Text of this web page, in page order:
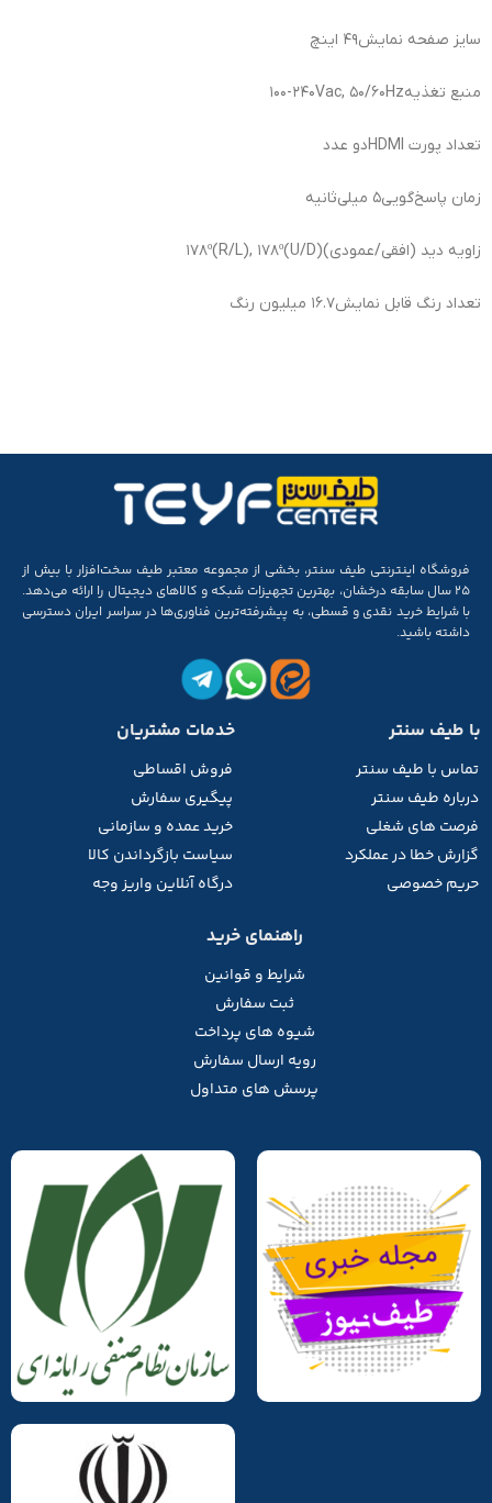
سایز صفحه نمایش۴۹ اینچ
منبع تغذیه۱۰۰-۲۴۰Vac, ۵۰/۶۰Hz
تعداد پورت HDMI دو عدد
زمان پاسخ‌گویی۵ میلی‌ثانیه
زاویه دید (افقی/عمودی)۱۷۸º(R/L), ۱۷۸º(U/D)
تعداد رنگ قابل نمایش۱۶.۷ میلیون رنگ
فروشگاه اینترنتی طیف سنتر، بخشی از مجموعه‌ معتبر طیف سخت‌افزار با بیش از
۲۵ سال سابقه‌ درخشان، بهترین تجهیزات شبکه و کالاهای دیجیتال را ارائه می‌دهد.
با شرایط خرید نقدی و قسطی، به پیشرفته‌ترین فناوری‌ها در سراسر ایران دسترسی
داشته باشید.
با طیف سنتر
تماس با طیف سنتر
درباره طیف سنتر
فرصت های شغلی
گزارش خطا در عملکرد
حریم خصوصی
خدمات مشتریان
فروش اقساطی
پیگیری سفارش
خرید عمده و سازمانی
سیاست بازگرداندن کالا
درگاه آنلاین واریز وجه
راهنمای خرید
شرایط و قوانین
ثبت سفارش
شیوه های پرداخت
رویه ارسال سفارش
پرسش های متداول